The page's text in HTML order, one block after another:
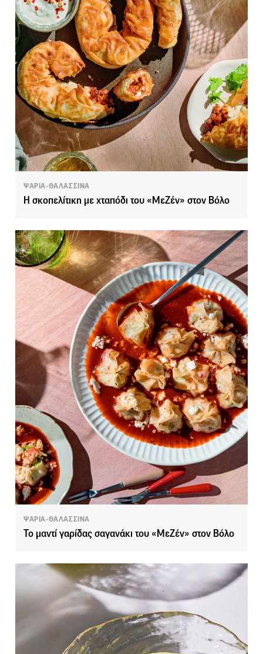
ΨΑΡΙΑ-ΘΑΛΑΣΣΙΝΑ
Η σκοπελίτικη με χταπόδι του «ΜεΖέν» στον Βόλο
ΨΑΡΙΑ-ΘΑΛΑΣΣΙΝΑ
Το μαντί γαρίδας σαγανάκι του «ΜεΖέν» στον Βόλο